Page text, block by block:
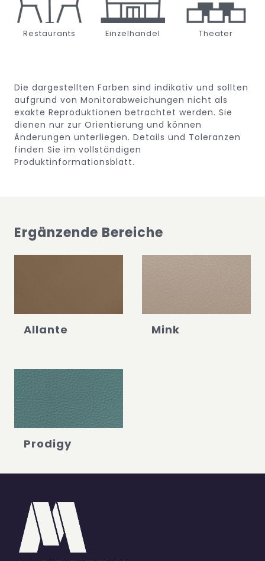
Restaurants Einzelhandel Theater
Die dargestellten Farben sind indikativ und sollten
aufgrund von Monitorabweichungen nicht als
exakte Reproduktionen betrachtet werden. Sie
dienen nur zur Orientierung und können
Änderungen unterliegen. Details und Toleranzen
finden Sie im vollständigen
Produktinformationsblatt.
Ergänzende Bereiche
Allante Mink
Prodigy